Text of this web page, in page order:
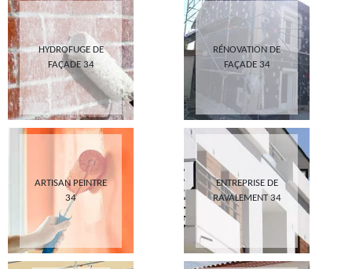
HYDROFUGE DE
FAÇADE 34
RÉNOVATION DE
FAÇADE 34
ARTISAN PEINTRE
34
ENTREPRISE DE
RAVALEMENT 34